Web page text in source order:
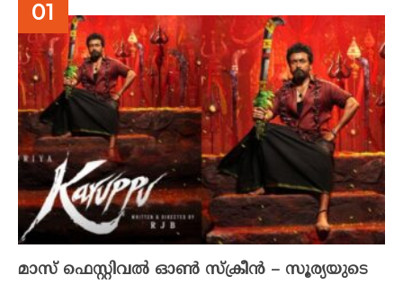
മാസ് ഫെസ്റ്റിവൽ ഓൺ സ്‌ക്രീൻ – സൂര്യയുടെ